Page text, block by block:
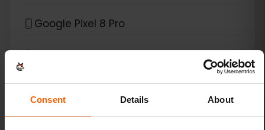
Consent Details About
Google Pixel 8 Pro
Google Pixel 9
Google Pixel 9 Pro
Google Pixel 9 Pro Fold